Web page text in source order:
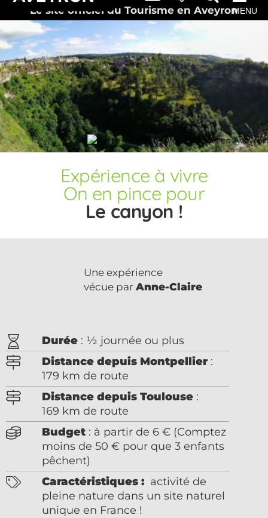
Le site officiel du Tourisme en AveyronMENU
Expérience à vivre
On en pince pour
Le canyon !
Une expérience
vécue par Anne-Claire
Durée : ½ journée ou plus
Distance depuis Montpellier :
179 km de route
Distance depuis Toulouse :
169 km de route
Budget : à partir de 6 € (Comptez
moins de 50 € pour que 3 enfants
pêchent)
Caractéristiques : activité de
pleine nature dans un site naturel
unique en France !